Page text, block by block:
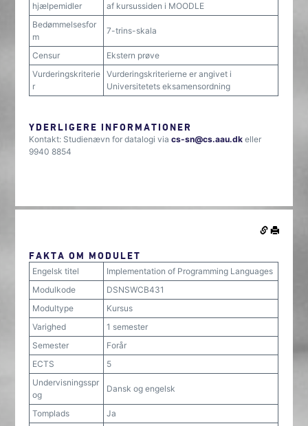
hjælpemidler
af kursussiden i MOODLE
Bedømmelsesfor
m
7-trins-skala
Censur
Ekstern prøve
Vurderingskriterie
r
Vurderingskriterierne er angivet i
Universitetets eksamensordning
YDERLIGERE INFORMATIONER
Kontakt: Studienævn for datalogi viacs-sn@cs.aau.dk eller
9940 8854
FAKTA OM MODULET
Engelsk titel
Implementation of Programming Languages
Modulkode
DSNSWCB431
Modultype
Kursus
Varighed
1 semester
Semester
Forår
ECTS
5
Undervisningsspr
og
Dansk og engelsk
Tomplads
Ja